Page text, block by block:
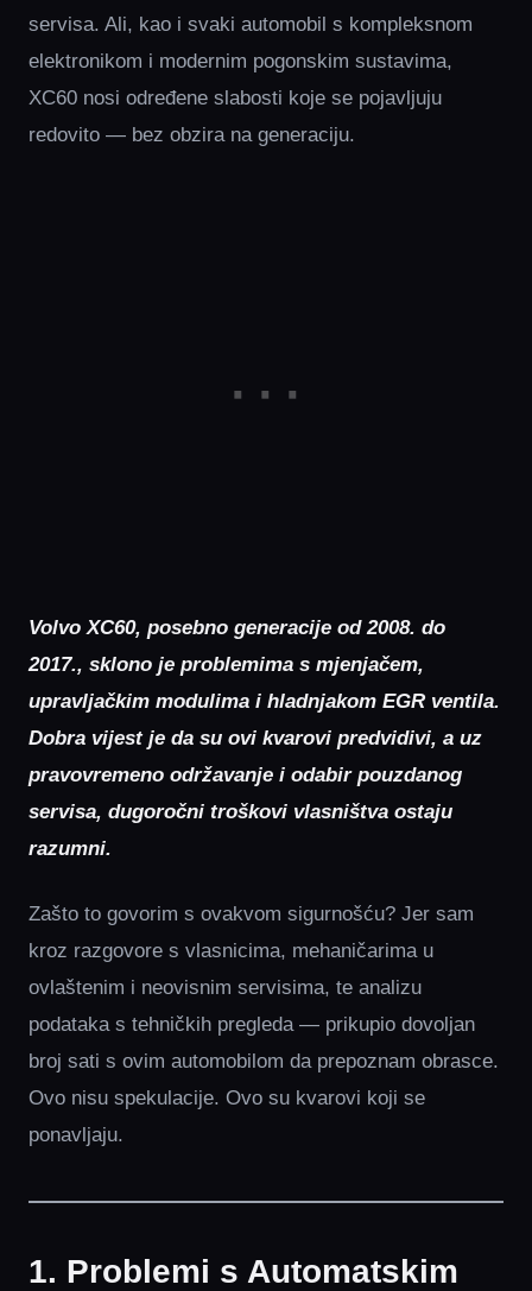
servisa. Ali, kao i svaki automobil s kompleksnom
elektronikom i modernim pogonskim sustavima,
XC60 nosi određene slabosti koje se pojavljuju
redovito — bez obzira na generaciju.
Volvo XC60, posebno generacije od 2008. do
2017., sklono je problemima s mjenjačem,
upravljačkim modulima i hladnjakom EGR ventila.
Dobra vijest je da su ovi kvarovi predvidivi, a uz
pravovremeno održavanje i odabir pouzdanog
servisa, dugoročni troškovi vlasništva ostaju
razumni.
Zašto to govorim s ovakvom sigurnošću? Jer sam
kroz razgovore s vlasnicima, mehaničarima u
ovlaštenim i neovisnim servisima, te analizu
podataka s tehničkih pregleda — prikupio dovoljan
broj sati s ovim automobilom da prepoznam obrasce.
Ovo nisu spekulacije. Ovo su kvarovi koji se
ponavljaju.
1. Problemi s Automatskim